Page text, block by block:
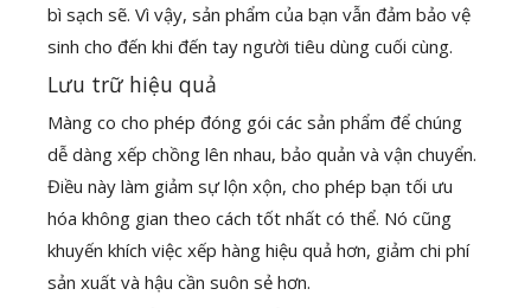
bì sạch sẽ. Vì vậy, sản phẩm của bạn vẫn đảm bảo vệ
sinh cho đến khi đến tay người tiêu dùng cuối cùng.
Lưu trữ hiệu quả
Màng co cho phép đóng gói các sản phẩm để chúng
dễ dàng xếp chồng lên nhau, bảo quản và vận chuyển.
Điều này làm giảm sự lộn xộn, cho phép bạn tối ưu
hóa không gian theo cách tốt nhất có thể. Nó cũng
khuyến khích việc xếp hàng hiệu quả hơn, giảm chi phí
sản xuất và hậu cần suôn sẻ hơn.